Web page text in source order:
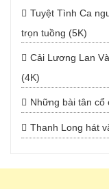
Tuyệt Tình Ca
trọn tuồng (5K)
Cải Lương Lan
(4K)
Những bài tân cổ
Thanh Long hát